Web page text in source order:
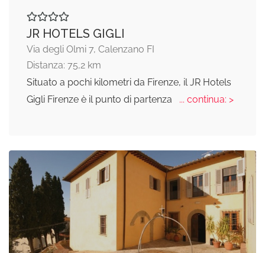
JR HOTELS GIGLI
Via degli Olmi 7, Calenzano FI
Distanza: 75,2 km
Situato a pochi kilometri da Firenze, il JR Hotels
Gigli Firenze è il punto di partenza
... continua: >